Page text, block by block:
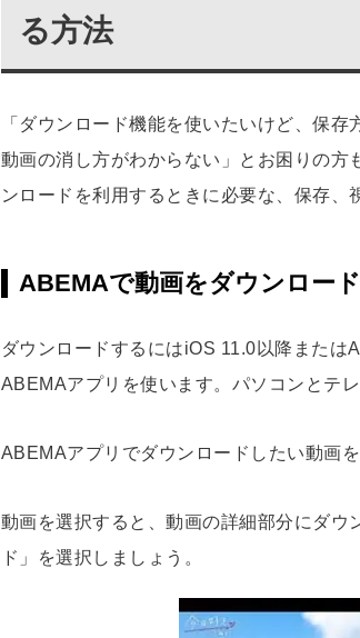
る方法
「ダウンロード機能を使いたいけど、保
動画の消し方がわからない」とお困りの方
ンロードを利用するときに必要な、保存、
ABEMAで動画をダウンロー
ダウンロードするにはiOS 11.0以降また
ABEMAアプリを使います。パソコンとテ
ABEMAアプリでダウンロードしたい動画を
動画を選択すると、動画の詳細部分にダウ
ド」を選択しましょう。